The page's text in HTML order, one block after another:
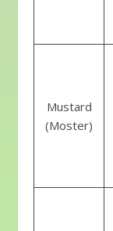
Mustard
(Moster)